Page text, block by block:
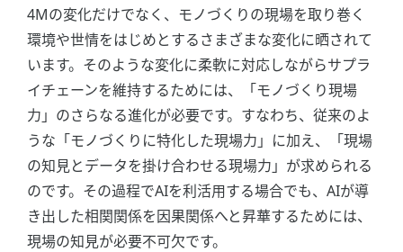
4Mの変化だけでなく、モノづくりの現場を取り巻く
環境や世情をはじめとするさまざまな変化に晒されて
います。そのような変化に柔軟に対応しながらサプラ
イチェーンを維持するためには、「モノづくり現場
力」のさらなる進化が必要です。すなわち、従来のよ
うな「モノづくりに特化した現場力」に加え、「現場
の知見とデータを掛け合わせる現場力」が求められる
のです。その過程でAIを利活用する場合でも、AIが導
き出した相関関係を因果関係へと昇華するためには、
現場の知見が必要不可欠です。